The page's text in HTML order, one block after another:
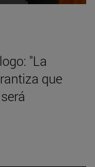
"La
que